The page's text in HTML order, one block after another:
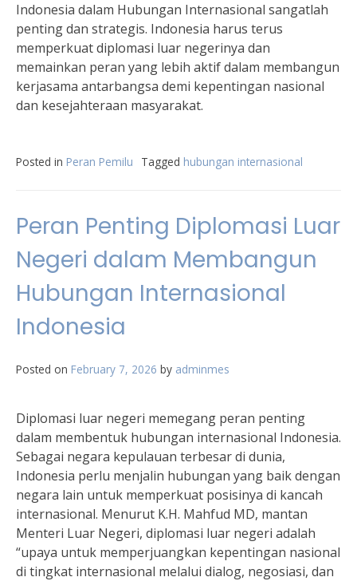
Indonesia dalam Hubungan Internasional sangatlah
penting dan strategis. Indonesia harus terus
memperkuat diplomasi luar negerinya dan
memainkan peran yang lebih aktif dalam membangun
kerjasama antarbangsa demi kepentingan nasional
dan kesejahteraan masyarakat.
Posted in Peran Pemilu Tagged hubungan internasional
Peran Penting Diplomasi Luar
Negeri dalam Membangun
Hubungan Internasional
Indonesia
Posted on February 7, 2026 by adminmes
Diplomasi luar negeri memegang peran penting
dalam membentuk hubungan internasional Indonesia.
Sebagai negara kepulauan terbesar di dunia,
Indonesia perlu menjalin hubungan yang baik dengan
negara lain untuk memperkuat posisinya di kancah
internasional. Menurut K.H. Mahfud MD, mantan
Menteri Luar Negeri, diplomasi luar negeri adalah
“upaya untuk memperjuangkan kepentingan nasional
di tingkat internasional melalui dialog, negosiasi, dan